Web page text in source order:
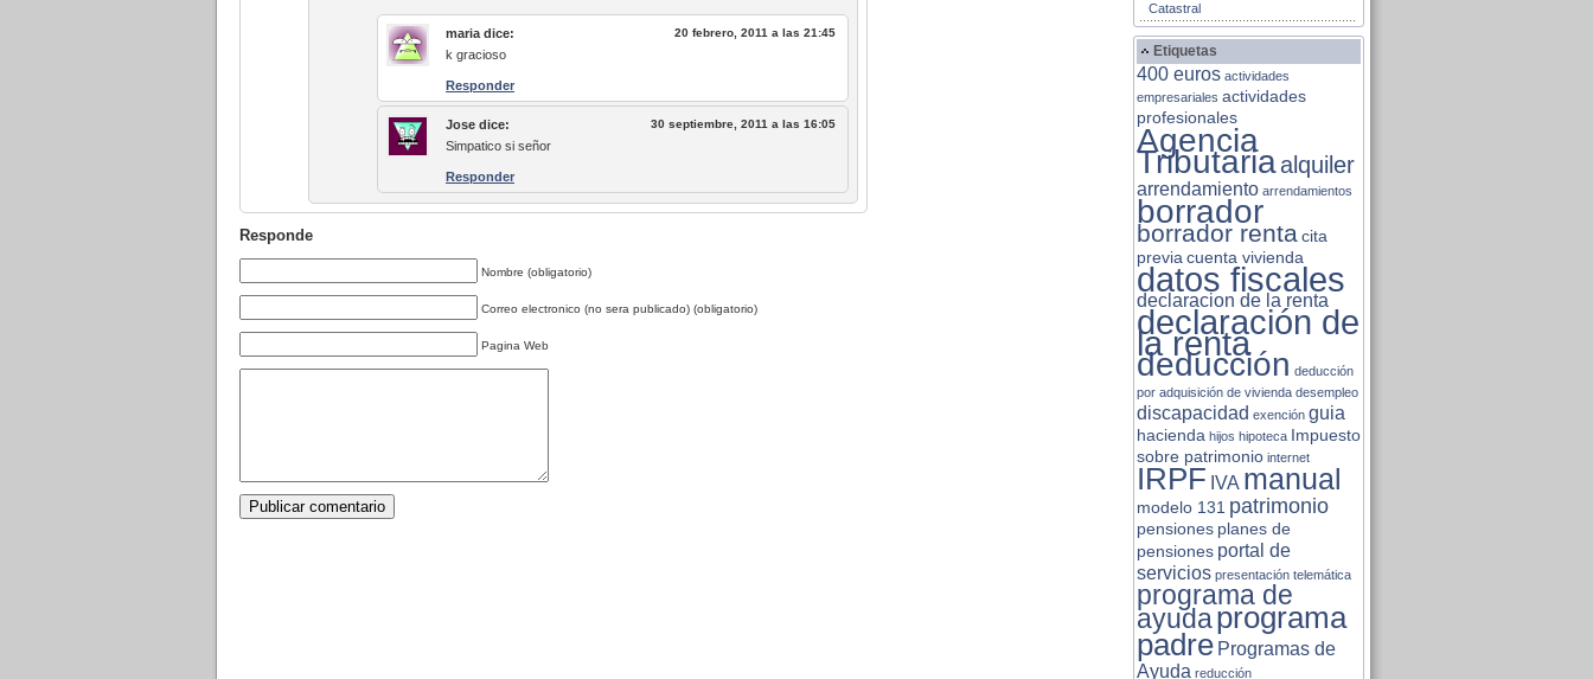
maria dice: 20 febrero, 2011 a las 21:45
k gracioso
Responder
Jose dice: 30 septiembre, 2011 a las 16:05
Simpatico si señor
Responder
Responde
Nombre (obligatorio)
Correo electronico (no sera publicado) (obligatorio)
Pagina Web
Catastral
Etiquetas
400 euros actividades
empresariales actividades
profesionales
Agencia
Tributariaalquiler
arrendamiento arrendamientos
borrador
borrador renta cita
previa cuenta vivienda
datos fiscales
declaracion de la renta
declaración de
la renta
deducción deducción
por adquisición de vivienda desempleo
discapacidad exención guia
hacienda hijos hipoteca
Impuesto
sobre patrimonio internet
IRPF IVA manual
modelo 131 patrimonio
pensiones planes de
pensiones portal de
servicios presentación telemática
programa de
ayudaprograma
padre Programas de
Ayuda reducción